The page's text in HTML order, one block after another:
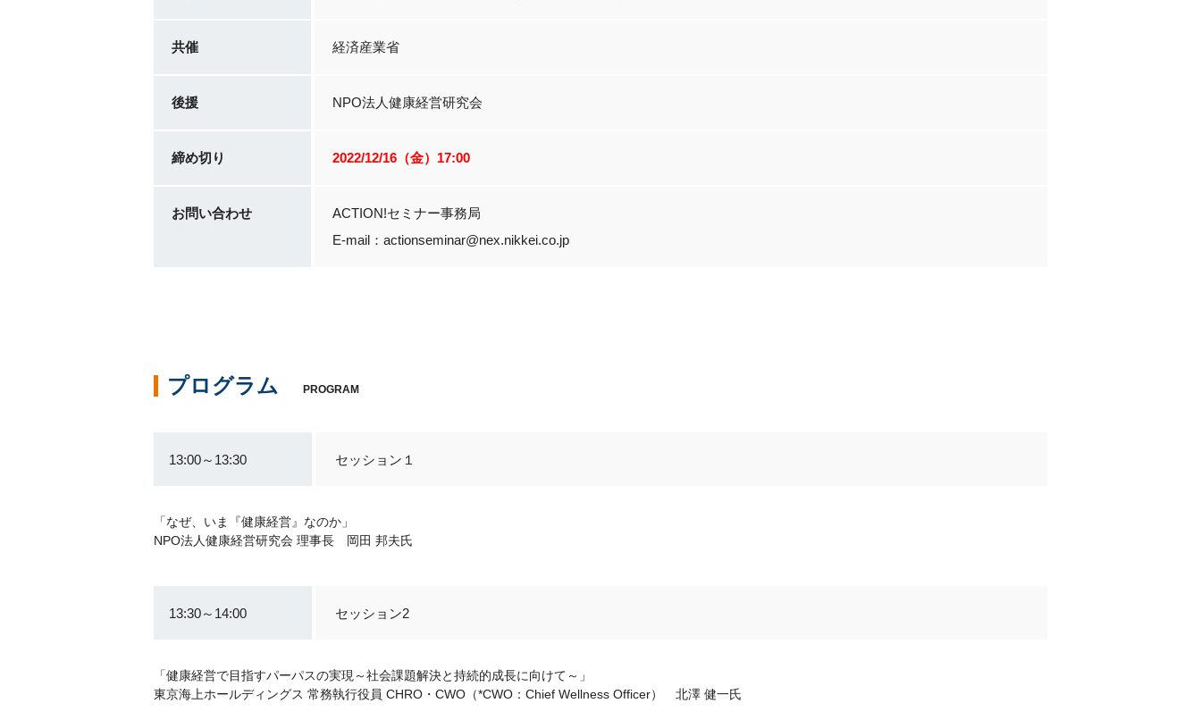
共催 経済産業省
後援 NPO法人健康経営研究会
締め切り 2022/12/16（金）17:00
お問い合わせ
ACTION!セミナー事務局
E-mail：actionseminar@nex.nikkei.co.jp
プログラム PROGRAM
13:00～13:30 セッション１
「なぜ、いま『健康経営』なのか」
NPO法人健康経営研究会 理事長 岡田 邦夫氏
13:30～14:00 セッション2
「健康経営で目指すパーパスの実現～社会課題解決と持続的成長に向けて～」
東京海上ホールディングス 常務執行役員 CHRO・CWO（*CWO：Chief Wellness Officer） 北澤 健一氏